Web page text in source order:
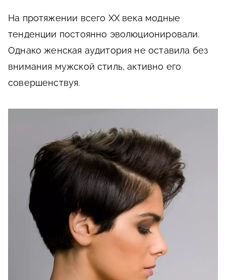
На протяжении всего XX века модные
тенденции постоянно эволюционировали.
Однако женская аудитория не оставила без
внимания мужской стиль, активно его
совершенствуя.